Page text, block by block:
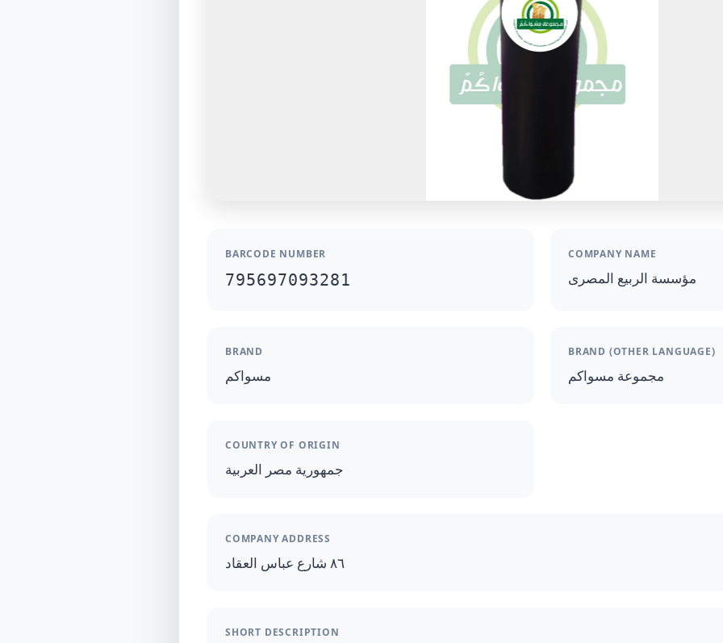
BARCODE NUMBER
795697093281
COMPANY NAME
مؤسسة الربيع المصرى
BRAND
مسواكم
BRAND (OTHER LANGUAGE)
مجموعة مسواكم
COUNTRY OF ORIGIN
جمهورية مصر العربية
COMPANY ADDRESS
٨٦ شارع عباس العقاد
SHORT DESCRIPTION